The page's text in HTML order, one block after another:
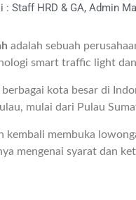
: Staff HRD & GA, Admin
adalah sebuah
smart traffic light
kota besar di
mulai dari Pulau
kembali membuka
mengenai syarat dan